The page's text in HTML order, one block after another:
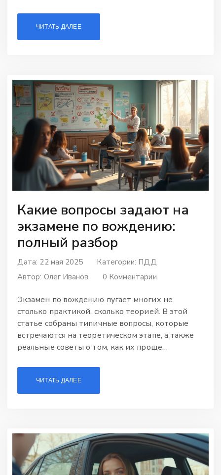
важно учитывать, чтобы не столкнуться с
неожиданными тратами. Приведены средние
расценки по России на 2025 год и реальные
ЧИТАТЬ ДАЛЕЕ
Какие вопросы задают на
экзамене по вождению:
полный разбор
Дата: 22 мая 2025 Категории: ПДД
Автор: Олег Иванов 0 Комментарии
Экзамен по вождению пугает многих не
столько практикой, сколько теорией. В этой
статье собраны типичные вопросы, которые
встречаются на теоретическом этапе, а также
реальные советы о том, как их проще
знакам, манёврам и дорожной безопасности.
Плюс — разберём распространённые ловушки,
на которых часто попадаются даже отличники.
ЧИТАТЬ ДАЛЕЕ